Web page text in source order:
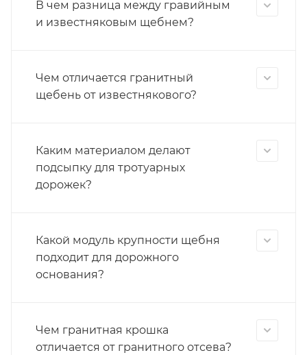
В чем разница между гравийным
и известняковым щебнем?
Чем отличается гранитный
щебень от известнякового?
Каким материалом делают
подсыпку для тротуарных
дорожек?
Какой модуль крупности щебня
подходит для дорожного
основания?
Чем гранитная крошка
отличается от гранитного отсева?